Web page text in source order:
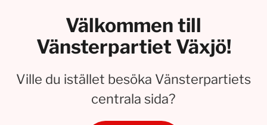
Välkommen till
Vänsterpartiet Växjö!
Ville du istället besöka Vänsterpartiets
centrala sida?